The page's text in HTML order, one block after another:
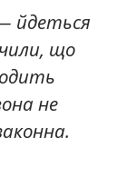
йдеться
що
не